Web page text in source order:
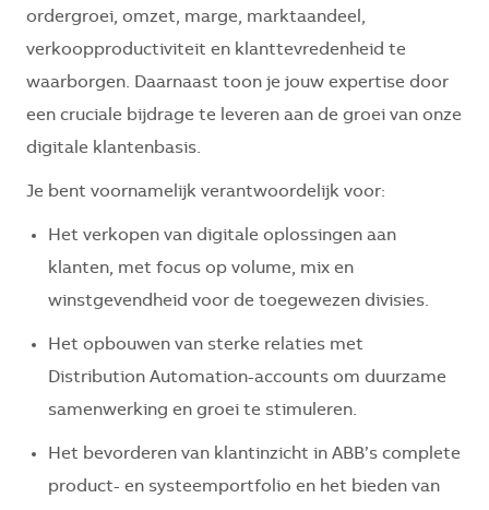
ordergroei, omzet, marge, marktaandeel,
verkoopproductiviteit en klanttevredenheid te
waarborgen. Daarnaast toon je jouw expertise door
een cruciale bijdrage te leveren aan de groei van onze
digitale klantenbasis.
Je bent voornamelijk verantwoordelijk voor:
Het verkopen van digitale oplossingen aan
klanten, met focus op volume, mix en
winstgevendheid voor de toegewezen divisies.
Het opbouwen van sterke relaties met
Distribution Automation-accounts om duurzame
samenwerking en groei te stimuleren.
Het bevorderen van klantinzicht in ABB’s complete
product- en systeemportfolio en het bieden van